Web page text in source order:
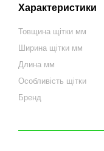
Характеристики
Товщина щітки мм
Ширина щітки мм
Длина мм
Особливість щітки
Бренд